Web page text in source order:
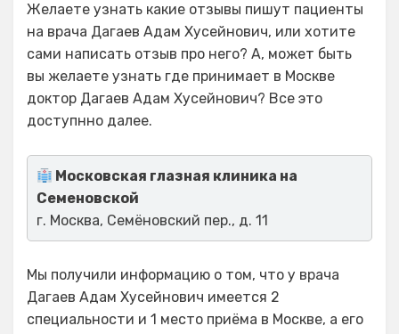
Желаете узнать какие отзывы пишут пациенты
на врача Дагаев Адам Хусейнович, или хотите
сами написать отзыв про него? А, может быть
вы желаете узнать где принимает в Москве
доктор Дагаев Адам Хусейнович? Все это
доступнно далее.
Московская глазная клиника на
Семеновской
г. Москва, Семёновский пер., д. 11
Мы получили информацию о том, что у врача
Дагаев Адам Хусейнович имеется 2
специальности и 1 место приёма в Москве, а его